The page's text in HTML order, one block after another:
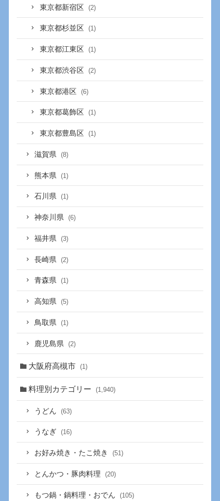
東京都新宿区 (2)
東京都杉並区 (1)
東京都江東区 (1)
東京都渋谷区 (2)
東京都港区 (6)
東京都葛飾区 (1)
東京都豊島区 (1)
滋賀県 (8)
熊本県 (1)
石川県 (1)
神奈川県 (6)
福井県 (3)
長崎県 (2)
青森県 (1)
高知県 (5)
鳥取県 (1)
鹿児島県 (2)
大阪府高槻市 (1)
料理別カテゴリー (1,940)
うどん (63)
うなぎ (16)
お好み焼き・たこ焼き (51)
とんかつ・豚肉料理 (20)
もつ鍋・鍋料理・おでん (105)